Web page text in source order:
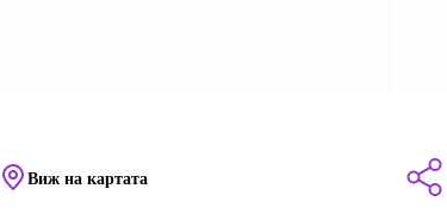
Виж на картата